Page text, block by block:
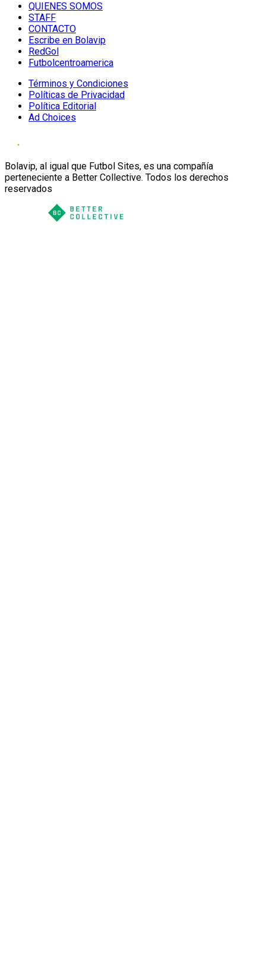
QUIENES SOMOS
STAFF
CONTACTO
Escribe en Bolavip
RedGol
Futbolcentroamerica
Términos y Condiciones
Políticas de Privacidad
Política Editorial
Ad Choices
Bolavip, al igual que Futbol Sites, es una compañía
perteneciente a Better Collective. Todos los derechos
reservados